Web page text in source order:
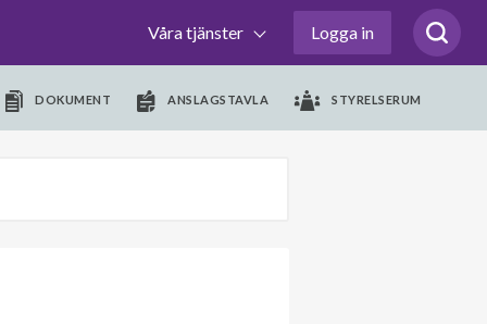
Våra tjänster Logga in
DOKUMENT ANSLAGSTAVLA STYRELSERUM